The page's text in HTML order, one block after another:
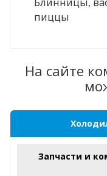
пиццы
На сайте
Запчасти и